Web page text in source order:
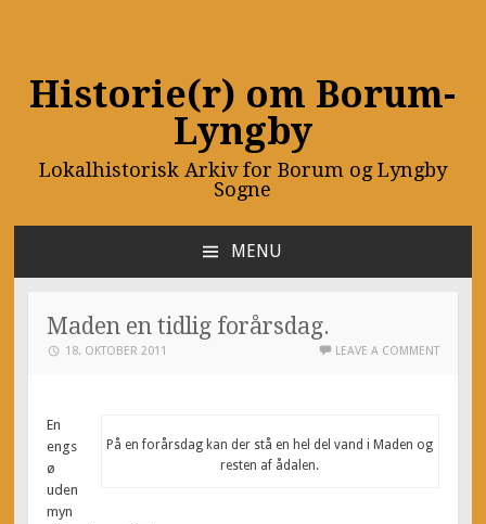
Historie(r) om Borum-
Lyngby
Lokalhistorisk Arkiv for Borum og Lyngby
Sogne
MENU
CONTENT
Maden en tidlig forårsdag.
18. OKTOBER 2011 LEAVE A COMMENT
På en forårsdag kan der stå en hel del vand i Maden og
resten af ådalen.
En
engs
ø
uden
myn